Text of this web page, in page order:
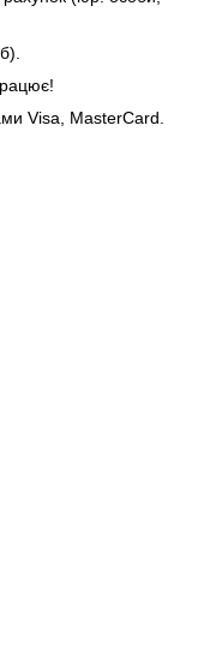
Visa, MasterCard.